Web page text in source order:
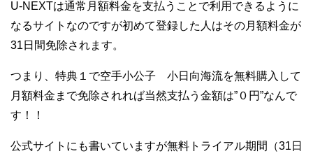
U-NEXTは通常月額料金を支払うことで利用できるように
なるサイトなのですが初めて登録した人はその月額料金が
31日間免除されます。
つまり、特典１で空手小公子 小日向海流を無料購入して
月額料金まで免除されれば当然支払う金額は”０円”なんで
す！！
公式サイトにも書いていますが無料トライアル期間（31日